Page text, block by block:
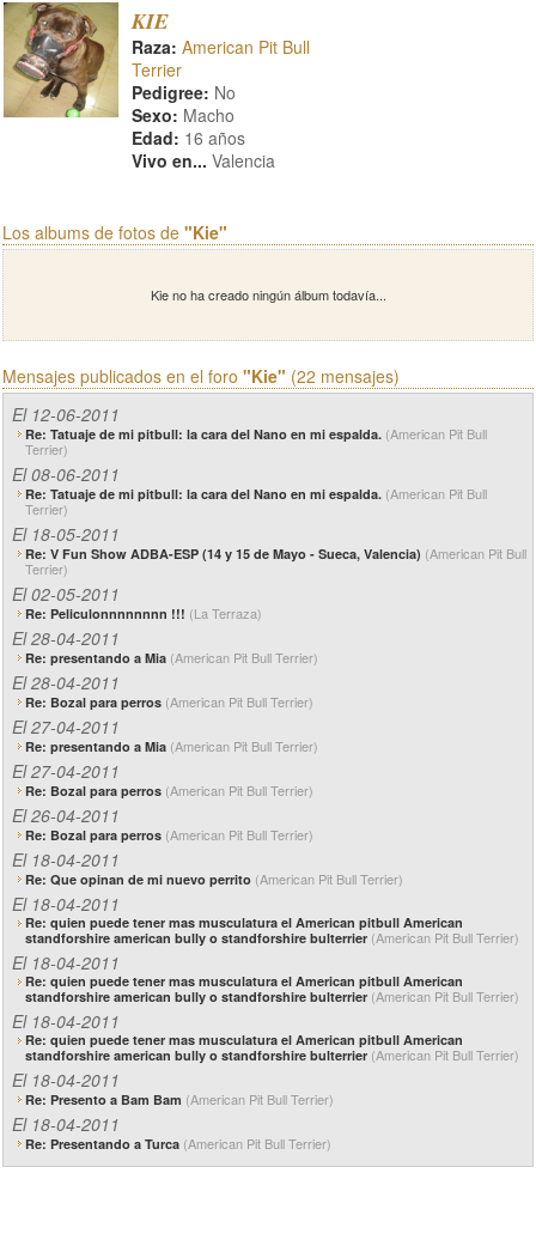
KIE
Raza: American Pit Bull
Terrier
Pedigree: No
Sexo: Macho
Edad: 16 años
Vivo en... Valencia
Los albums de fotos de "Kie"
Kie no ha creado ningún álbum todavía...
Mensajes publicados en el foro "Kie" (22 mensajes)
El 12-06-2011
Re: Tatuaje de mi pitbull: la cara del Nano en mi espalda. (American Pit Bull
Terrier)
El 08-06-2011
Re: Tatuaje de mi pitbull: la cara del Nano en mi espalda. (American Pit Bull
Terrier)
El 18-05-2011
Re: V Fun Show ADBA-ESP (14 y 15 de Mayo - Sueca, Valencia) (American Pit Bull
Terrier)
El 02-05-2011
Re: Peliculonnnnnnnn !!! (La Terraza)
El 28-04-2011
Re: presentando a Mia (American Pit Bull Terrier)
El 28-04-2011
Re: Bozal para perros (American Pit Bull Terrier)
El 27-04-2011
Re: presentando a Mia (American Pit Bull Terrier)
El 27-04-2011
Re: Bozal para perros (American Pit Bull Terrier)
El 26-04-2011
Re: Bozal para perros (American Pit Bull Terrier)
El 18-04-2011
Re: Que opinan de mi nuevo perrito (American Pit Bull Terrier)
El 18-04-2011
Re: quien puede tener mas musculatura el American pitbull American
standforshire american bully o standforshire bulterrier (American Pit Bull Terrier)
El 18-04-2011
Re: quien puede tener mas musculatura el American pitbull American
standforshire american bully o standforshire bulterrier (American Pit Bull Terrier)
El 18-04-2011
Re: quien puede tener mas musculatura el American pitbull American
standforshire american bully o standforshire bulterrier (American Pit Bull Terrier)
El 18-04-2011
Re: Presento a Bam Bam (American Pit Bull Terrier)
El 18-04-2011
Re: Presentando a Turca (American Pit Bull Terrier)